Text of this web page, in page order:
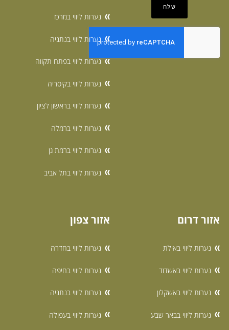
נערות ליווי במרכז
נערות ליווי בנתניה
נערות ליווי בפתח תקווה
נערות ליווי בקיסריה
נערות ליווי בראשון לציון
נערות ליווי ברמלה
נערות ליווי ברמת גן
נערות ליווי בתל אביב
אזור דרום
נערות ליווי באילת
נערות ליווי באשדוד
נערות ליווי באשקלון
נערות ליווי בבאר שבע
אזור צפון
נערות ליווי בחדרה
נערות ליווי בחיפה
נערות ליווי בנתניה
נערות ליווי בעפולה